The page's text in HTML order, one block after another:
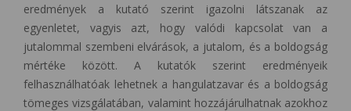
eredmények a kutató szerint igazolni látszanak az
egyenletet, vagyis azt, hogy valódi kapcsolat van a
jutalommal szembeni elvárások, a jutalom, és a boldogság
mértéke között. A kutatók szerint eredményeik
felhasználhatóak lehetnek a hangulatzavar és a boldogság
tömeges vizsgálatában, valamint hozzájárulhatnak azokhoz